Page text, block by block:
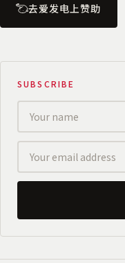
去爱发电上赞助
SUBSCRIBE